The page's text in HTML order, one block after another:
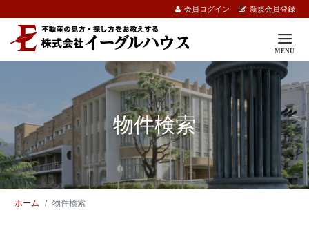
会員ログイン 新規会員登録
物件検索
ホーム 物件検索